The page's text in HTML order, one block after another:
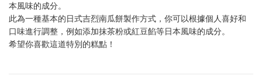
本風味的成分。
此為一種基本的日式吉烈南瓜餅製作方式，你可以根據個人喜好和
口味進行調整，例如添加抹茶粉或紅豆餡等日本風味的成分。
希望你喜歡這道特別的糕點！